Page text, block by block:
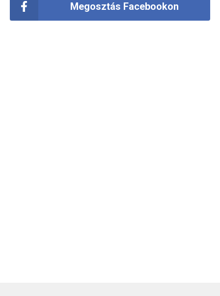
Megosztás Facebookon